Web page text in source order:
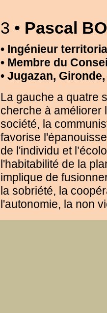
3 • Pascal
• Ingénieur
• Membre du
• Jugazan,
La gauche a quatre
cherche à améliorer
société, la
favorise
de l'individu et
l'habitabilité de la
implique de
la sobriété, la
l'autonomie, la non